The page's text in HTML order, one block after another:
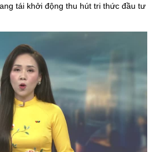
tái khởi động thu hút tri thức đầu tư